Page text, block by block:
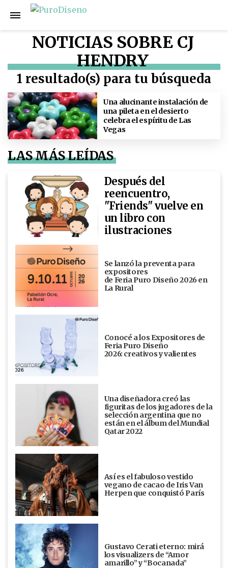
NOTICIAS SOBRE CJ
HENDRY
1 resultado(s) para tu búsqueda
Una alucinante instalación de
una pileta en el desierto
celebra el espíritu de Las
Vegas
LAS MÁS LEÍDAS
Después del
reencuentro,
"Friends" vuelve en
un libro con
ilustraciones
Se lanzó la preventa para
expositores
de Feria Puro Diseño 2026 en
La Rural
Conocé a los Expositores de
Feria Puro Diseño
2026: creativos y valientes
Una diseñadora creó las
figuritas de los jugadores de la
selección argentina que no
están en el álbum del Mundial
Qatar 2022
Así es el fabuloso vestido
vegano de cacao de Iris Van
Herpen que conquistó París
Gustavo Cerati eterno: mirá
los visualizers de “Amor
amarillo” y “Bocanada”